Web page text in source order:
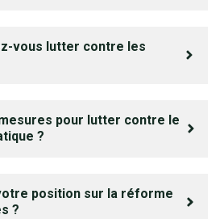
vous lutter contre les
pour lutter contre le
?
position sur la réforme
?